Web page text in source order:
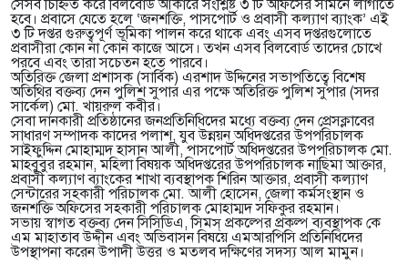
সেসব চিহ্নিত করে বিলবোর্ড আকারে সংশ্লিষ্ট ৩ টি অফিসের সামনে লাগাতে
হবে। প্রবাসে যেতে হলে ‘জনশক্তি, পাসপোর্ট ও প্রবাসী কল্যাণ ব্যাংক’ এই
৩ টি দপ্তর গুরুত্বপূর্ণ ভূমিকা পালন করে থাকে এবং এসব দপ্তরগুলোতে
প্রবাসীরা কোন না কোন কাজে আসে। তখন এসব বিলবোর্ড তাদের চোখে
পরবে এবং তারা সচেতন হতে পারবে।
অতিরিক্ত জেলা প্রশাসক (সার্বিক) এরশাদ উদ্দিনের সভাপতিত্বে বিশেষ
অতিথির বক্তব্য দেন পুলিশ সুপার এর পক্ষে অতিরিক্ত পুলিশ সুপার (সদর
সার্কেল) মো. খায়রুল কবীর।
সেবা দানকারী প্রতিষ্ঠানের জনপ্রতিনিধিদের মধ্যে বক্তব্য দেন প্রেসক্লাবের
সাধারণ সম্পাদক কাদের পলাশ, যুব উন্নয়ন অধিদপ্তরের উপপরিচালক
সাইফুদ্দিন মোহাম্মদ হাসান আলী, পাসপোর্ট অধিদপ্তরের উপপরিচালক মো.
মাহবুবুর রহমান, মহিলা বিষয়ক অধিদপ্তরের উপপরিচালক নাছিমা আক্তার,
প্রবাসী কল্যাণ ব্যাংকের শাখা ব্যবস্থাপক শিরিন আক্তার, প্রবাসী কল্যাণ
সেন্টারের সহকারী পরিচালক মো. আলী হোসেন, জেলা কর্মসংস্থান ও
জনশক্তি অফিসের সহকারী পরিচালক মোহাম্মদ সফিকুর রহমান।
সভায় স্বাগত বক্তব্য দেন সিসিডিএ, সিমস্ প্রকল্পের প্রকল্প ব্যবস্থাপক কে
এম মাহাতাব উদ্দীন এবং অভিবাসন বিষয়ে এমআরপিসি প্রতিনিধিদের
উপস্থাপনা করেন উপাদী উত্তর ও মতলব দক্ষিণের সদস্য আল মামুন।